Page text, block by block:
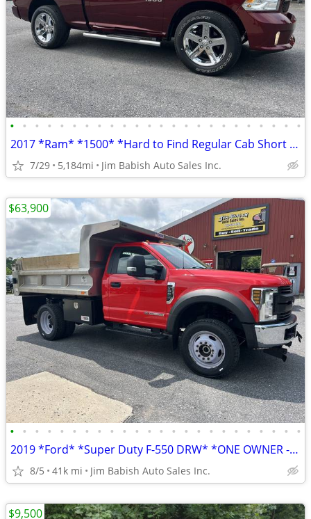
• • • • • • • • • • • • • • • • • • • • • • • •
2017 *Ram* *1500* *Hard to Find Regular Cab Short Bed H
7/29 5,184mi Jim Babish Auto Sales Inc.
• • • • • • • • • • • • • • • • • • • • • • • •
2019 *Ford* *Super Duty F-550 DRW* *ONE OWNER - CLEAN C
8/5 41k mi Jim Babish Auto Sales Inc.
$63,900
$9,500